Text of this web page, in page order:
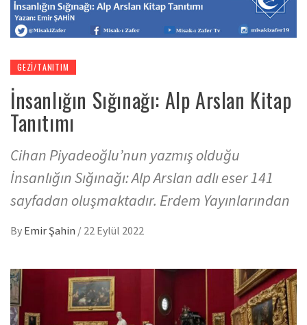
GEZI/TANITIM
İnsanlığın Sığınağı: Alp Arslan Kitap
Tanıtımı
Cihan Piyadeoğlu’nun yazmış olduğu
İnsanlığın Sığınağı: Alp Arslan adlı eser 141
sayfadan oluşmaktadır. Erdem Yayınlarından
By Emir Şahin / 22 Eylül 2022